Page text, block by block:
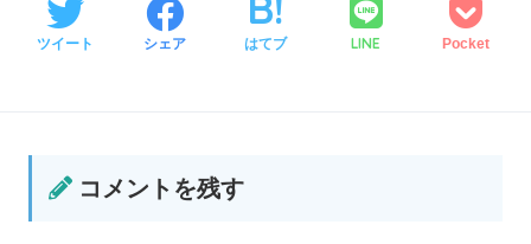
ツイート シェア はてブ LINE Pocket
コメントを残す